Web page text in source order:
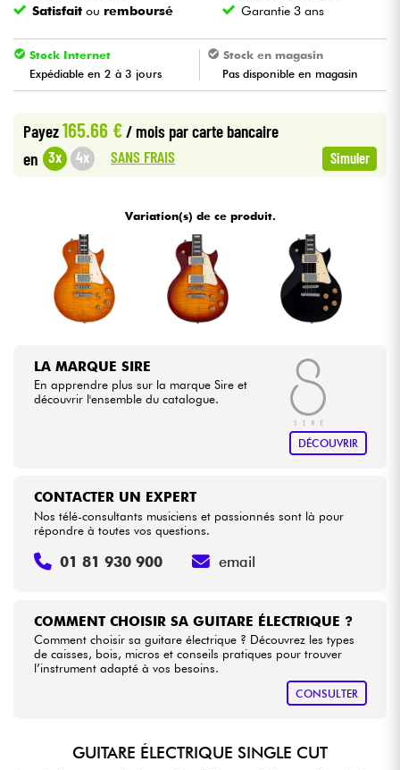
Violons & Quatuor
Eveil Musical
Câbles & Access.
Packs
Voir nos marques
Satisfait ou remboursé Garantie 3 ans
Stock Internet
Expédiable en 2 à 3 jours
Stock en magasin
Pas disponible en magasin
Payez165.66 €/ mois par carte bancaire
en 3x 4x SANS FRAIS Simuler
Variation(s) de ce produit.
LA MARQUE SIRE
En apprendre plus sur la marque Sire et
découvrir l'ensemble du catalogue.
DÉCOUVRIR
COMMENT CHOISIR SA GUITARE ÉLECTRIQUE ?
Comment choisir sa guitare électrique ? Découvrez les types
de caisses, bois, micros et conseils pratiques pour trouver
l’instrument adapté à vos besoins.
CONSULTER
CONTACTER UN EXPERT
Nos télé-consultants musiciens et passionnés sont là pour
répondre à toutes vos questions.
01 81 930 900 email
GUITARE ÉLECTRIQUE SINGLE CUT